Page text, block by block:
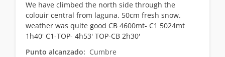
We have climbed the north side through the
colouir central from laguna. 50cm fresh snow.
weather was quite good CB 4600mt- C1 5024mt
1h40' C1-TOP- 4h53' TOP-CB 2h30'
Punto alcanzado: Cumbre